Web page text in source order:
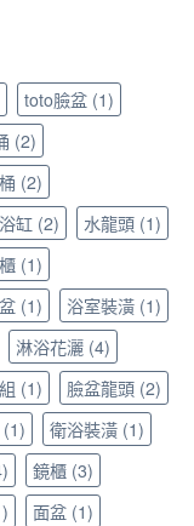
toto臉盆 (1)
(2)
(2)
缸 (2) 水龍頭 (1)
(1)
(1) 浴室裝潢 (1)
淋浴花灑 (4)
(1) 臉盆龍頭 (2)
(1) 衛浴裝潢 (1)
鏡櫃 (3)
面盆 (1)